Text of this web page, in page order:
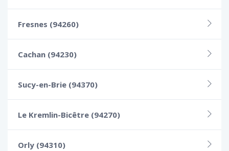
Fresnes (94260)
Cachan (94230)
Sucy-en-Brie (94370)
Le Kremlin-Bicêtre (94270)
Orly (94310)